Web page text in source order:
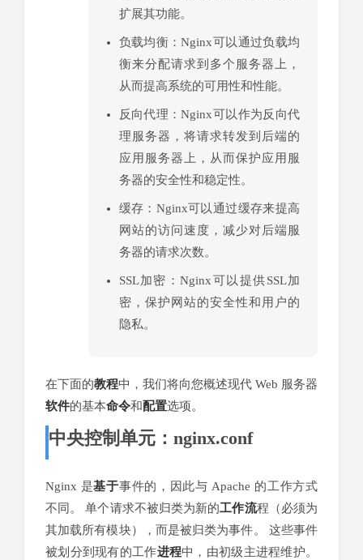
扩展其功能。
负载均衡：Nginx可以通过负载均
衡来分配请求到多个服务器上，
从而提高系统的可用性和性能。
反向代理：Nginx可以作为反向代
理服务器，将请求转发到后端的
应用服务器上，从而保护应用服
务器的安全性和稳定性。
缓存：Nginx可以通过缓存来提高
网站的访问速度，减少对后端服
务器的请求次数。
SSL加密：Nginx可以提供SSL加
密，保护网站的安全性和用户的
隐私。
在下面的教程中，我们将向您概述现代 Web 服务器
软件的基本命令和配置选项。
中央控制单元：nginx.conf
Nginx 是基于事件的，因此与 Apache 的工作方式
不同。 单个请求不被归类为新的工作流程（必须为
其加载所有模块），而是被归类为事件。 这些事件
被划分到现有的工作进程中，由初级主进程维护。